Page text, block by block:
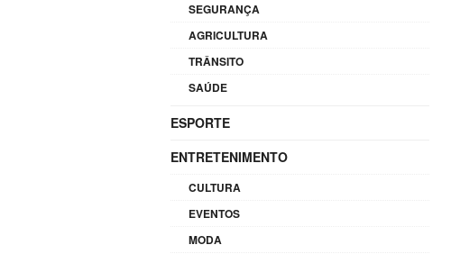
SEGURANÇA
AGRICULTURA
TRÂNSITO
SAÚDE
ESPORTE
ENTRETENIMENTO
CULTURA
EVENTOS
MODA